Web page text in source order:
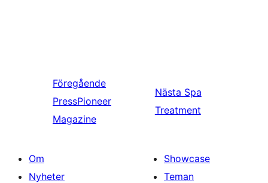
Föregående
PressPioneer
Magazine
Nästa Spa
Treatment
Om
Nyheter
Showcase
Teman